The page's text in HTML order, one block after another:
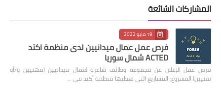
المشاركات الشائعة
19 مايو 2022
فرص عمل عمال ميدانيين لدى منظمة اكتد
ACTED شمال سوريا
فرص عمل الإعلان عن مجموعة وظائف شاغرة لعمال ميدانيين (مهنيين و/أو
تقنيين) المشروع: المشاريع التي تغطيها منظمة أكتد في …